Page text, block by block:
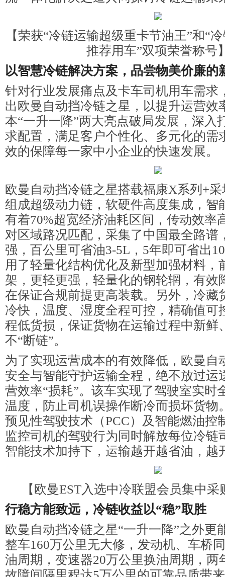
【荣获“冷链运输超级重卡节油王”和“
推荐用车”双项荣誉称号
以智慧冷链解决方案，品尝物美价廉的
针对行业发展痛点及卡车司机用车需求
出欧曼自动挡冷链之星，以提升运营效
本“一升一降”两大亮点破局发展，深入
求配置，满足客户个性化、多元化的需
效的保障每一家中小企业的快速发展。
欧曼自动挡冷链之星搭载福康X系列+
组成超级动力链，软硬件高度集成，智
有着70%超宽经济油耗区间，传动效率
对区域路况匹配，采集了中国最全路谱
强，百公里可省油3-5L，5年即可省出
用了轻量化结构优化及新型加强材料，
架，更轻更强，轻量化的钢轮辋，有效
在保证合规前提更高装载。另外，冷藏
冷快，温度、湿度全程可控，精确值
程低货损，保证货物在运输过程中新鲜
不“断链”。
为了实现运营成本的有效降低，欧曼自
安全与智能守护运输全程，绝不放过运
营效率“损耗”。该车实现了驾驶室实时
温度，防止司机误操作断冷而损坏货物
预见性驾驶技术（PCC）及智能燃油控
监控司机的驾驶行为同时解放每位冷链
智能技术加持下，运输越开越省油，越
【欧曼EST入选中冷联盟会员集中
行稳方能致远 ，冷链收益以“稳”取胜
欧曼自动挡冷链之星“一升一降”之外更
整车160万公里无大修，发动机、车桥
油周期，变速器20万公里换油周期，两